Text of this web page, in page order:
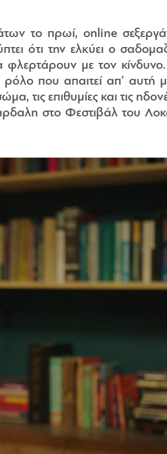
το πρωί, online
ότι την ελκύει ο
με τον κίνδυνο.
που απαιτεί απ’ αυτή
τις επιθυμίες και τις
στο Φεστιβάλ του